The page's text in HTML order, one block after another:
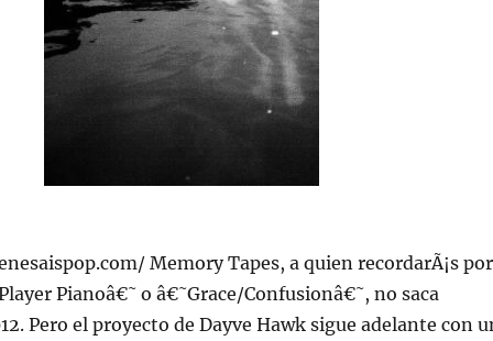
Memory Tapes, a quien recordarÃ¡s por
Pianoâ€˜ o â€˜Grace/Confusionâ€˜, no saca
Pero el proyecto de Dayve Hawk sigue adelante con